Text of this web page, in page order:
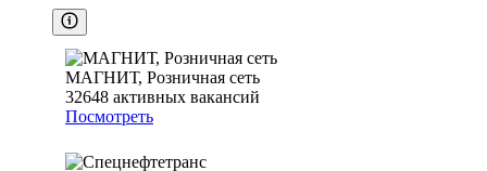
МАГНИТ, Розничная сеть
32648 активных вакансий
Посмотреть